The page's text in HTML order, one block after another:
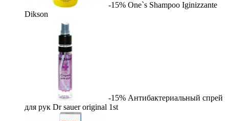
-15% One`s Shampoo Iginizzante
Dikson
-15% Антибактериальный спрей
для рук Dr sauer original 1st